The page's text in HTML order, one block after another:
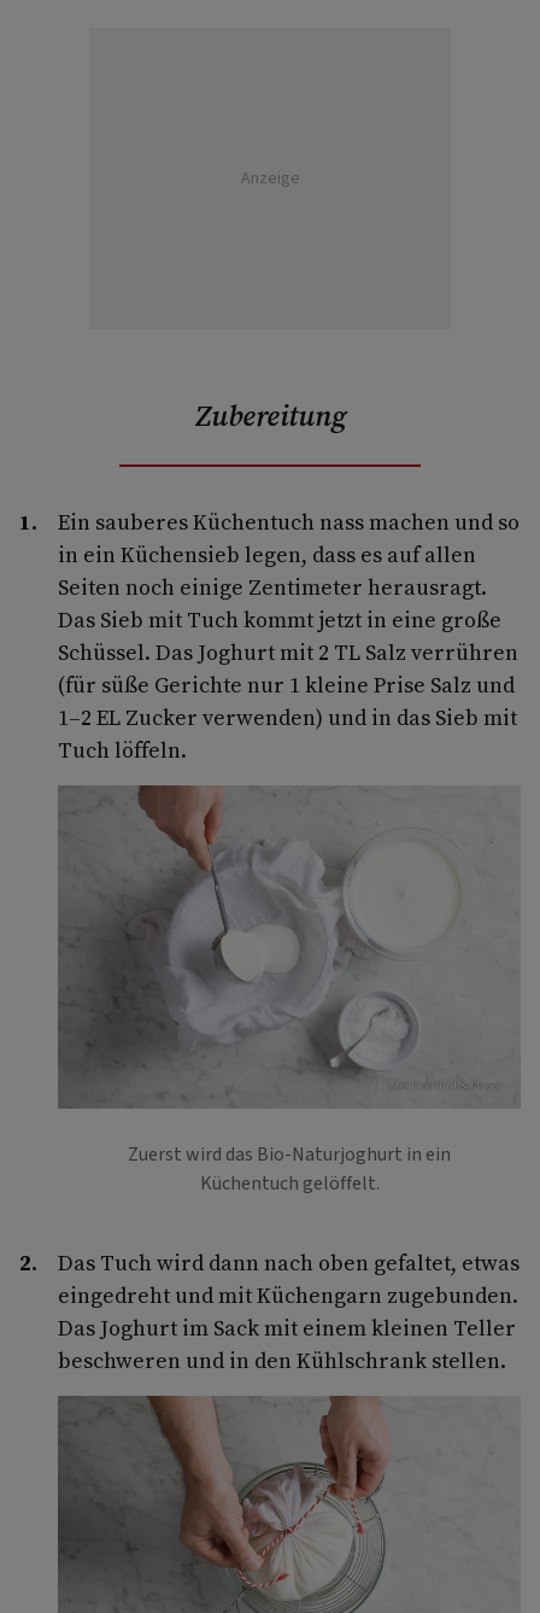
Anzeige
Zubereitung
Ein sauberes Küchentuch nass machen und so
in ein Küchensieb legen, dass es auf allen
Seiten noch einige Zentimeter herausragt.
Das Sieb mit Tuch kommt jetzt in eine große
Schüssel. Das Joghurt mit 2 TL Salz verrühren
(für süße Gerichte nur 1 kleine Prise Salz und
1–2 EL Zucker verwenden) und in das Sieb mit
Tuch löffeln.
Foto: Eisenhut & Mayer
Zuerst wird das Bio-Naturjoghurt in ein
Küchentuch gelöffelt.
Das Tuch wird dann nach oben gefaltet, etwas
eingedreht und mit Küchengarn zugebunden.
Das Joghurt im Sack mit einem kleinen Teller
beschweren und in den Kühlschrank stellen.